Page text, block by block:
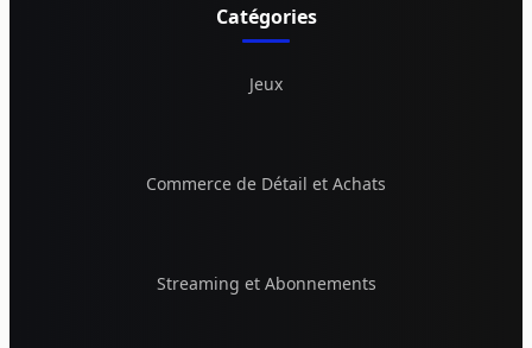
Catégories
Jeux
Commerce de Détail et Achats
Streaming et Abonnements